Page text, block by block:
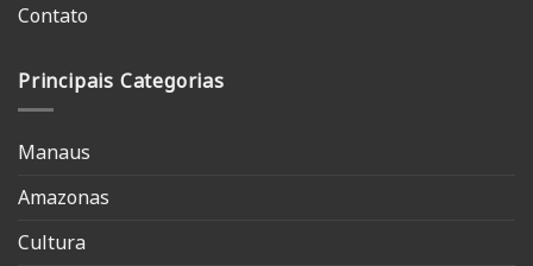
Contato
Principais Categorias
Manaus
Amazonas
Cultura